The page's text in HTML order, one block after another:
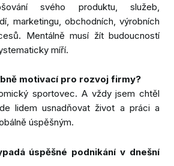
svého produktu, služeb,
marketingu, obchodních, výrobních
Mentálně musí žít budoucností
míří.
motivací pro rozvoj firmy?
sportovec. A vždy jsem chtěl
lidem usnadňovat život a práci a
úspěšným.
úspěšné podnikání v dnešní